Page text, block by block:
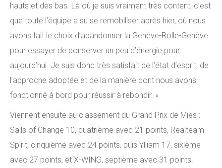
hauts et des bas. Là où je suis vraiment très content, c’est
que toute l’équipe a su se remobiliser après hier, où nous
avons fait le choix d’abandonner la Genève-Rolle-Genève
pour essayer de conserver un peu d’énergie pour
aujourd’hui. Je suis donc très satisfait de l’état d’esprit, de
l’approche adoptée et de la manière dont nous avons
fonctionné à bord pour réussir à rebondir. »
Viennent ensuite au classement du Grand Prix de Mies :
Sails of Change 10, quatrième avec 21 points, Realteam
Spirit, cinquième avec 24 points, puis Ylliam 17, sixième
avec 27 points, et X-WING, septième avec 31 points.